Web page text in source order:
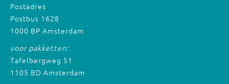
Postadres
Postbus 1628
1000 BP Amsterdam
voor pakketten:
Tafelbergweg 51
1105 BD Amsterdam